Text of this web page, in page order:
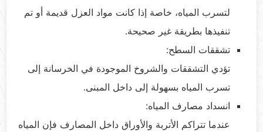
لتسرب المياه، خاصة إذا كانت مواد العزل قديمة أو تم
تنفيذها بطريقة غير صحيحة.
تشققات السطح:
تؤدي التشققات والشروخ الموجودة في الخرسانة إلى
تسرب المياه بسهولة إلى داخل المبنى.
انسداد مصارف المياه:
عندما تتراكم الأتربة والأوراق داخل المصارف فإن المياه